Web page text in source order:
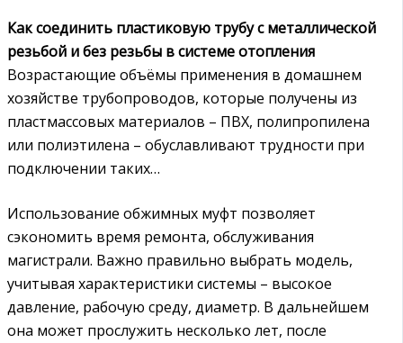
Как соединить пластиковую трубу с металлической
резьбой и без резьбы в системе отопления
Возрастающие объёмы применения в домашнем
хозяйстве трубопроводов, которые получены из
пластмассовых материалов – ПВХ, полипропилена
или полиэтилена – обуславливают трудности при
подключении таких…
Использование обжимных муфт позволяет
сэкономить время ремонта, обслуживания
магистрали. Важно правильно выбрать модель,
учитывая характеристики системы – высокое
давление, рабочую среду, диаметр. В дальнейшем
она может прослужить несколько лет, после